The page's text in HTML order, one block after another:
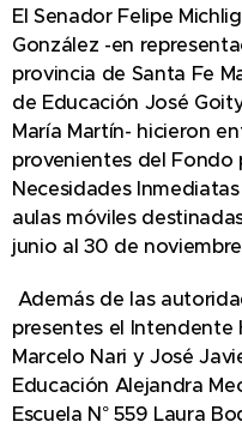
El Senador Felipe
González -en
provincia de Santa Fe
de Educación José
María Martín- hicieron
provenientes del
Necesidades
aulas móviles
junio al 30 de
Además de las
presentes el Intendente
Marcelo Nari y José
Educación Alejandra
Escuela N° 559 Laura